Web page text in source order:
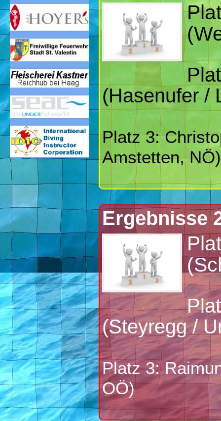
(Hasenufer /
Platz 3:
Amstetten, NÖ)
Ergebnisse
(Steyregg /
Platz 3:
OÖ)